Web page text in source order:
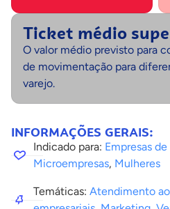
Ticket médio
O valor médio previsto para
de movimentação para
varejo.
INFORMAÇÕES GERAIS:
Indicado para: Empresas
Microempresas, Mulheres
Temáticas: Atendimento